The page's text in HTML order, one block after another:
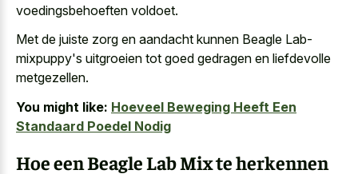
voedingsbehoeften voldoet.
Met de juiste zorg en aandacht kunnen Beagle Lab-
mixpuppy's uitgroeien tot goed gedragen en liefdevolle
metgezellen.
You might like: Hoeveel Beweging Heeft Een
Standaard Poedel Nodig
Hoe een Beagle Lab Mix te herkennen